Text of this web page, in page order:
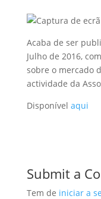
Acaba de ser
Julho de 2016,
sobre o mercado
actividade da
Disponível aqui
Submit a
Tem de iniciar a